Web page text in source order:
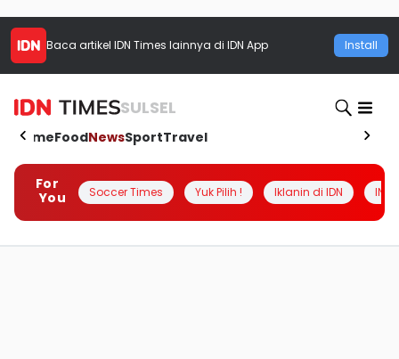
Baca artikel IDN Times lainnya di IDN App Install
SULSEL
HomeFoodNewsSportTravel
For
You
Soccer Times Yuk Pilih ! Iklanin di IDN